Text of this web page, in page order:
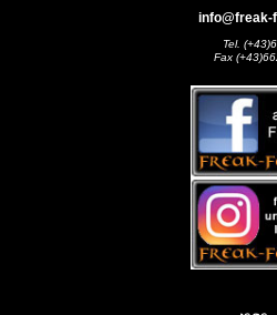
info@freak-
Tel.
Fax